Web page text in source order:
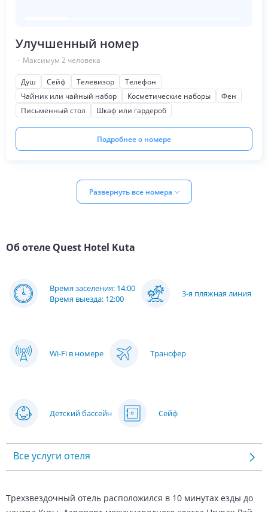
Улучшенный номер
· Максимум 2 человека
Душ Сейф Телевизор
Телефон
Чайник или чайный набор
Косметические наборы
Фен
Письменный стол
Шкаф или гардероб
Подробнее о номере
Развернуть все номера
Об отеле Quest Hotel Kuta
Время заселения: 14:00
Время выезда: 12:00
3-я пляжная линия
Wi-Fi в номере Трансфер
Детский бассейн Сейф
Все услуги отеля
Трехзвездочный отель расположился в 10 минутах езды до